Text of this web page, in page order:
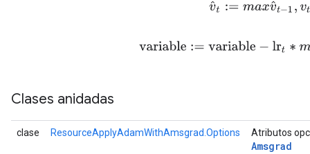
v^t:= maxv^t−1, vt
variable:=variable− lrt∗ m t/(
Clases anidadas
clase ResourceApplyAdamWithAmsgrad.Options Atributos
Amsgrad